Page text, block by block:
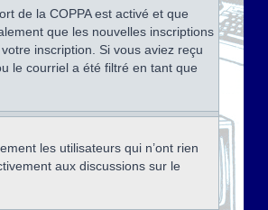
de la COPPA est activé et que
que les nouvelles inscriptions
inscription. Si vous aviez reçu
le courriel a été filtré en tant que
les utilisateurs qui n’ont rien
aux discussions sur le